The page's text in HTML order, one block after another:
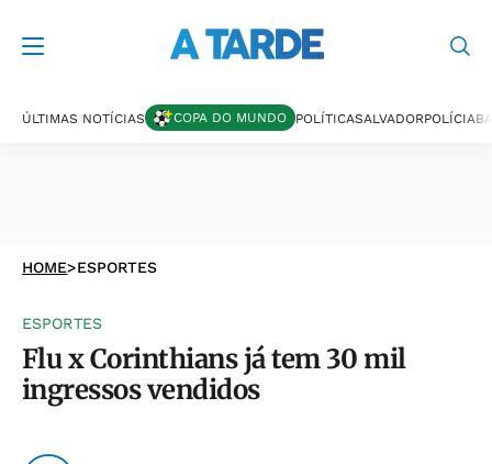
ÚLTIMAS NOTÍCIAS COPA DO MUNDO POLÍTICASALVADORPOLÍCIA
HOME>ESPORTES
ESPORTES
Flu x Corinthians já tem 30 mil
ingressos vendidos